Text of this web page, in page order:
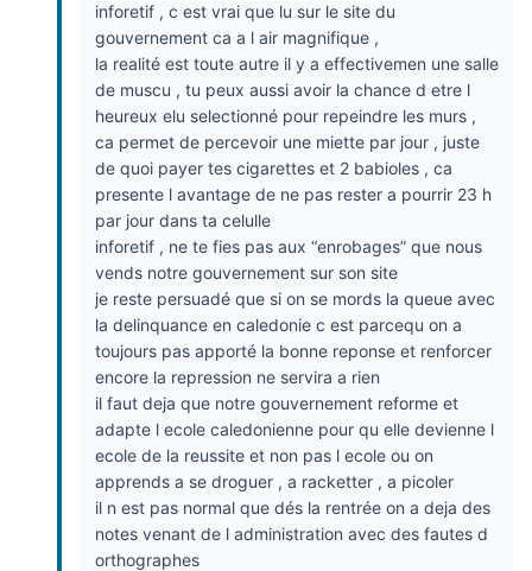
inforetif , c est vrai que lu sur le site du
gouvernement ca a l air magnifique ,
la realité est toute autre il y a effectivemen une salle
de muscu , tu peux aussi avoir la chance d etre l
heureux elu selectionné pour repeindre les murs ,
ca permet de percevoir une miette par jour , juste
de quoi payer tes cigarettes et 2 babioles , ca
presente l avantage de ne pas rester a pourrir 23 h
par jour dans ta celulle
inforetif , ne te fies pas aux “enrobages” que nous
vends notre gouvernement sur son site
je reste persuadé que si on se mords la queue avec
la delinquance en caledonie c est parcequ on a
toujours pas apporté la bonne reponse et renforcer
encore la repression ne servira a rien
il faut deja que notre gouvernement reforme et
adapte l ecole caledonienne pour qu elle devienne l
ecole de la reussite et non pas l ecole ou on
apprends a se droguer , a racketter , a picoler
il n est pas normal que dés la rentrée on a deja des
notes venant de l administration avec des fautes d
orthographes